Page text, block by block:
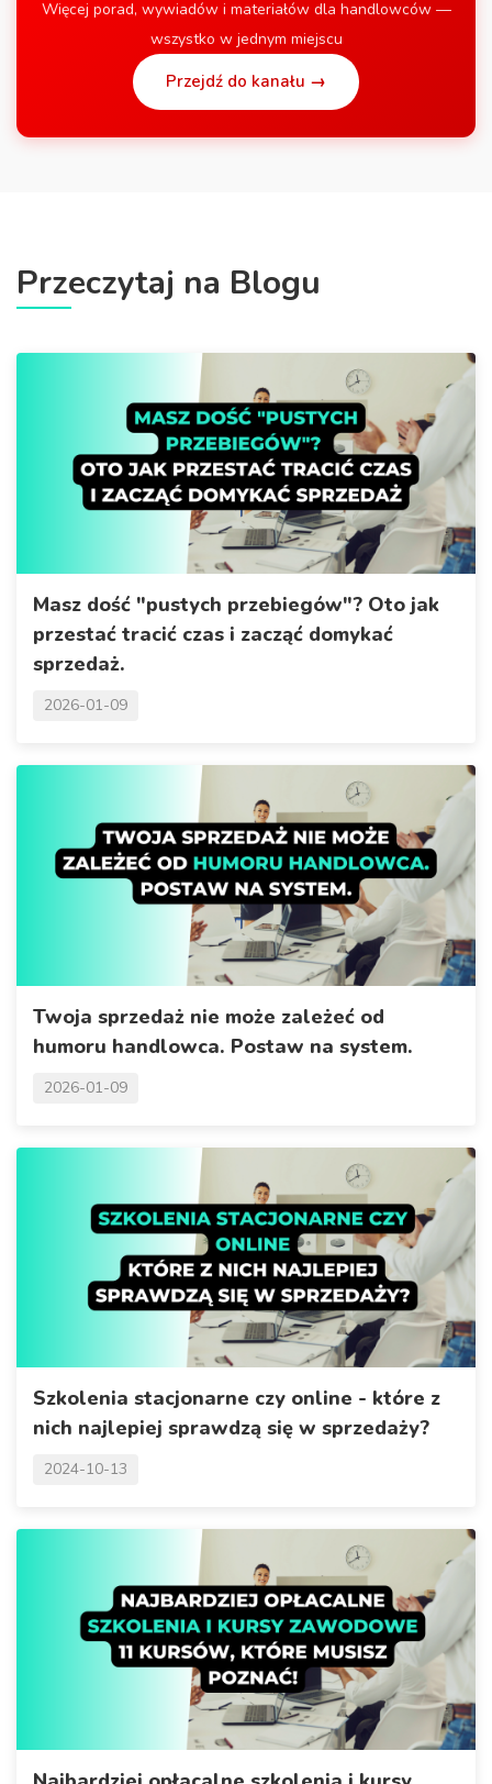
Więcej porad, wywiadów i materiałów dla handlowców —
wszystko w jednym miejscu
Przejdź do kanału →
Przeczytaj na Blogu
Masz dość "pustych przebiegów"? Oto jak
przestać tracić czas i zacząć domykać
sprzedaż.
2026-01-09
Twoja sprzedaż nie może zależeć od
humoru handlowca. Postaw na system.
2026-01-09
Szkolenia stacjonarne czy online - które z
nich najlepiej sprawdzą się w sprzedaży?
2024-10-13